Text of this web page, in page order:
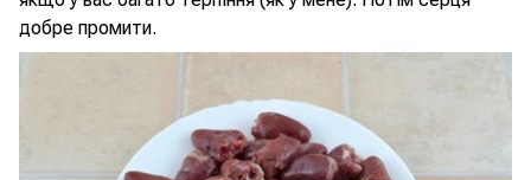
добре промити.